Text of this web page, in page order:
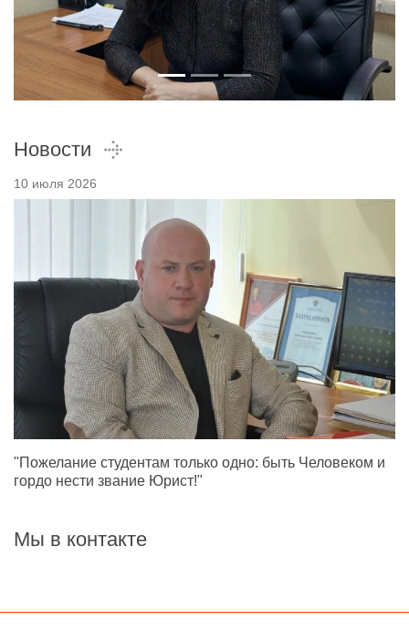
Новости
10 июля 2026
"Пожелание студентам только одно: быть Человеком и
гордо нести звание Юрист!"
Мы в контакте